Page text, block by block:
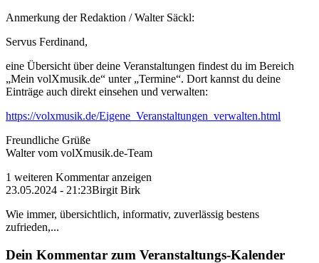
Anmerkung der Redaktion /Walter Säckl:
Servus Ferdinand,
eine Übersicht über deine Veranstaltungen findest du im Bereich
„Mein volXmusik.de“ unter „Termine“. Dort kannst du deine
Einträge auch direkt einsehen und verwalten:
https://volxmusik.de/Eigene_Veranstaltungen_verwalten.html
Freundliche Grüße
Walter vom volXmusik.de-Team
1 weiteren Kommentar anzeigen
23.05.2024 - 21:23Birgit Birk
Wie immer, übersichtlich, informativ, zuverlässig bestens
zufrieden,...
Dein Kommentar zum Veranstaltungs-Kalender